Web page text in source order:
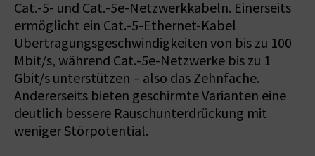
Cat.-5- und Cat.-5e-Netzwerkkabeln. Einerseits
ermöglicht ein Cat.-5-­Ethernet-Kabel
Übertragungsgeschwindigkeiten von bis zu 100
Mbit/s, während Cat.-5e-Netzwerke bis zu 1
Gbit/s unterstützen – also das Zehnfache.
Andererseits bieten geschirmte Varianten eine
deutlich bessere Rauschunterdrückung mit
weniger Störpotential.